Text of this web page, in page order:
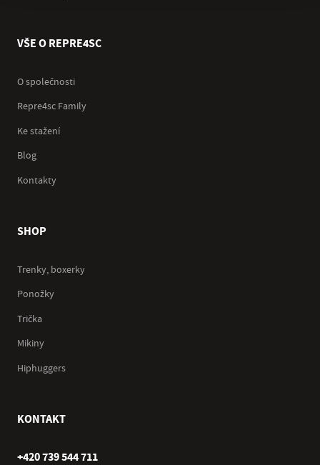
VŠE O REPRE4SC
O společnosti
Repre4sc Family
Ke stažení
Blog
Kontakty
SHOP
Trenky, boxerky
Ponožky
Trička
Mikiny
Hiphuggers
KONTAKT
+420 739 544 711